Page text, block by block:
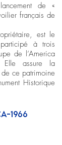
de «
français de
est le
à trois
de l’America
assure la
ce patrimoine
Historique
1966